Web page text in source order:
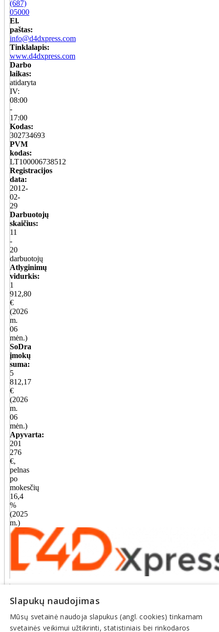
(687)
05000
El.
paštas:
info@d4dxpress.com
Tinklalapis:
www.d4dxpress.com
Darbo
laikas:
atidaryta
IV:
08:00
-
17:00
Kodas:
302734693
PVM
kodas:
LT100006738512
Registracijos
data:
2012-
02-
29
Darbuotojų
skaičius:
11
-
20
darbuotojų
Atlyginimų
vidurkis:
1
912,80
€
(2026
m.
06
mėn.)
SoDra
įmokų
suma:
5
812,17
€
(2026
m.
06
mėn.)
Apyvarta:
201
276
€,
pelnas
po
mokesčių
16,4
%
(2025
m.)
Veiklos
sritys
Ekspedijavimo
Slapukų naudojimas
Mūsų svetainė naudoja slapukus (angl. cookies) tinkamam
svetainės veikimui užtikrinti, statistiniais bei rinkodaros